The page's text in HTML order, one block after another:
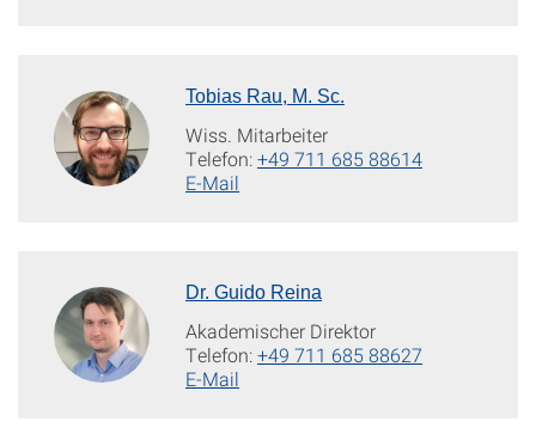
Tobias Rau, M. Sc.
Wiss. Mitarbeiter
Telefon:+49 711 685 88614
E-Mail
Dr. Guido Reina
Akademischer Direktor
Telefon:+49 711 685 88627
E-Mail